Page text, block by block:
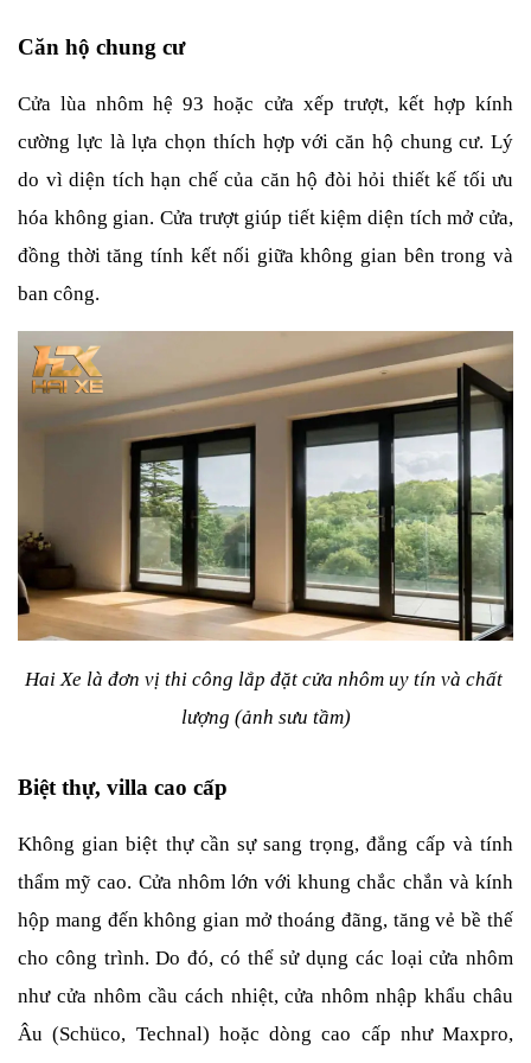
Căn hộ chung cư
Cửa lùa nhôm hệ 93 hoặc cửa xếp trượt, kết hợp kính
cường lực là lựa chọn thích hợp với căn hộ chung cư. Lý
do vì diện tích hạn chế của căn hộ đòi hỏi thiết kế tối ưu
hóa không gian. Cửa trượt giúp tiết kiệm diện tích mở cửa,
đồng thời tăng tính kết nối giữa không gian bên trong và
ban công.
Hai Xe là đơn vị thi công lắp đặt cửa nhôm uy tín và chất
lượng (ảnh sưu tầm)
Biệt thự, villa cao cấp
Không gian biệt thự cần sự sang trọng, đẳng cấp và tính
thẩm mỹ cao. Cửa nhôm lớn với khung chắc chắn và kính
hộp mang đến không gian mở thoáng đãng, tăng vẻ bề thế
cho công trình. Do đó, có thể sử dụng các loại cửa nhôm
như cửa nhôm cầu cách nhiệt, cửa nhôm nhập khẩu châu
Âu (Schüco, Technal) hoặc dòng cao cấp như Maxpro,